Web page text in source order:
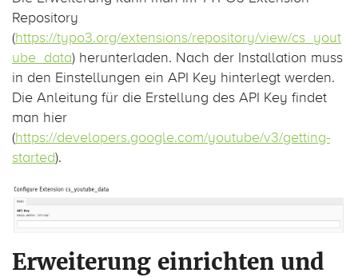
Repository
(https://typo3.org/extensions/repository/view/cs_yout
ube_data) herunterladen. Nach der Installation muss
in den Einstellungen ein API Key hinterlegt werden.
Die Anleitung für die Erstellung des API Key findet
man hier
(https://developers.google.com/youtube/v3/getting-
started).
Erweiterung einrichten und